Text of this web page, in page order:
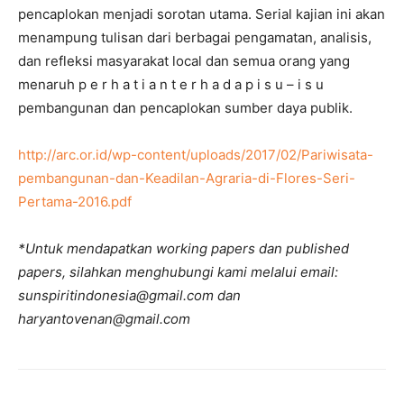
pencaplokan menjadi sorotan utama. Serial kajian ini akan
menampung tulisan dari berbagai pengamatan, analisis,
dan refleksi masyarakat local dan semua orang yang
menaruh p e r h a t i a n t e r h a d a p i s u – i s u
pembangunan dan pencaplokan sumber daya publik.
http://arc.or.id/wp-content/uploads/2017/02/Pariwisata-
pembangunan-dan-Keadilan-Agraria-di-Flores-Seri-
Pertama-2016.pdf
*Untuk mendapatkan working papers dan published
papers, silahkan menghubungi kami melalui email:
sunspiritindonesia@gmail.com dan
haryantovenan@gmail.com